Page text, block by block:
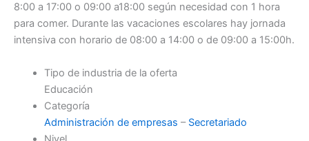
8:00 a 17:00 o 09:00 a18:00 según necesidad con 1 hora
para comer. Durante las vacaciones escolares hay jornada
intensiva con horario de 08:00 a 14:00 o de 09:00 a 15:00h.
Tipo de industria de la oferta
Educación
Categoría
Administración de empresas – Secretariado